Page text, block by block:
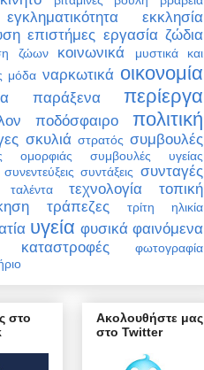
εγκληματικότητα
εκκλησία
επιστήμες εργασία ζώδια
ζώων κοινωνικά
μυστικά και
μόδα ναρκωτικά οικονομία
παράξενα περίεργα
ποδόσφαιρο πολιτική
σκυλιά στρατός συμβουλές
ομορφιάς
συμβουλές υγείας
συνεντεύξεις συντάξεις συνταγές
ταλέντα τεχνολογία
τοπική
τράπεζες τρίτη ηλικία
υγεία φυσικά φαινόμενα
καταστροφές
φωτογραφία
στο
Ακολουθήστε μας
στο Twitter